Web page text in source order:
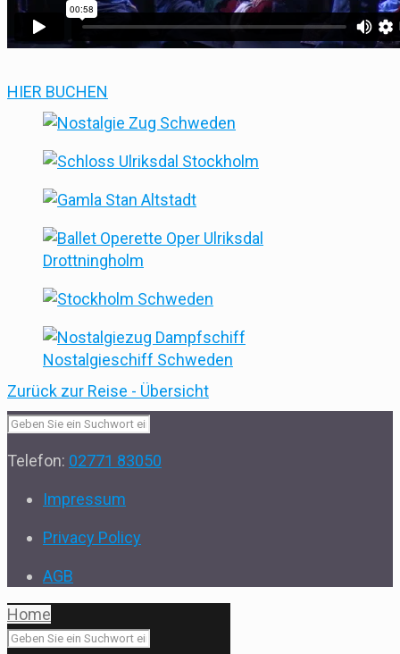
HIER BUCHEN
Zurück zur Reise - Übersicht
Telefon: 02771 83050
Impressum
Privacy Policy
AGB
Home